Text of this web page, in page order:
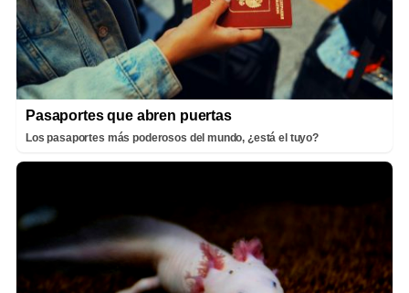
Pasaportes que abren puertas
Los pasaportes más poderosos del mundo, ¿está el tuyo?